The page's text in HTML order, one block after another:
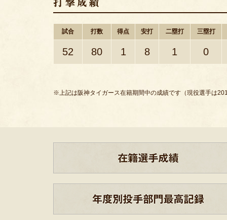
試合 打数 得点 安打 二塁打 三塁打
52 80 1 8 1 0
※上記は阪神タイガース在籍期間中の成績です（現役選手は